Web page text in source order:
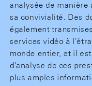
analysée de
sa convivialité. Des
également
services vidéo à
monde entier, et il
d'analyse de ces
plus amples